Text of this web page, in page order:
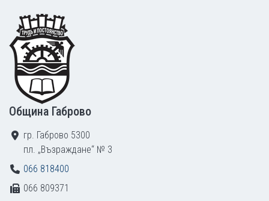
Footer
Община Габрово
гр. Габрово 5300
пл. „Възраждане“ № 3
066 818400
066 809371